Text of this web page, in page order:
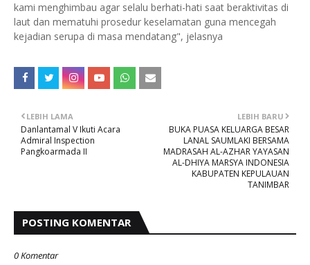
kami menghimbau agar selalu berhati-hati saat beraktivitas di
laut dan mematuhi prosedur keselamatan guna mencegah
kejadian serupa di masa mendatang", jelasnya
LEBIH BARU
BUKA PUASA KELUARGA BESAR
LANAL SAUMLAKI BERSAMA
MADRASAH AL-AZHAR YAYASAN
AL-DHIYA MARSYA INDONESIA
KABUPATEN KEPULAUAN
TANIMBAR
LEBIH LAMA
Danlantamal V Ikuti Acara
Admiral Inspection
Pangkoarmada II
POSTING KOMENTAR
0 Komentar